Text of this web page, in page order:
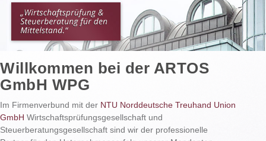
Willkommen bei der ARTOS
GmbH WPG
Im Firmenverbund mit der NTU Norddeutsche Treuhand Union
GmbH Wirtschaftsprüfungsgesellschaft und
Steuerberatungsgesellschaft sind wir der professionelle